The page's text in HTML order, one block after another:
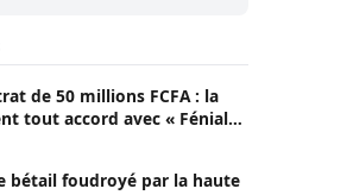
de Diamniadio
de 50 millions FCFA : la
tout accord avec « Fénial
la menace de poursuites
bétail foudroyé par la haute